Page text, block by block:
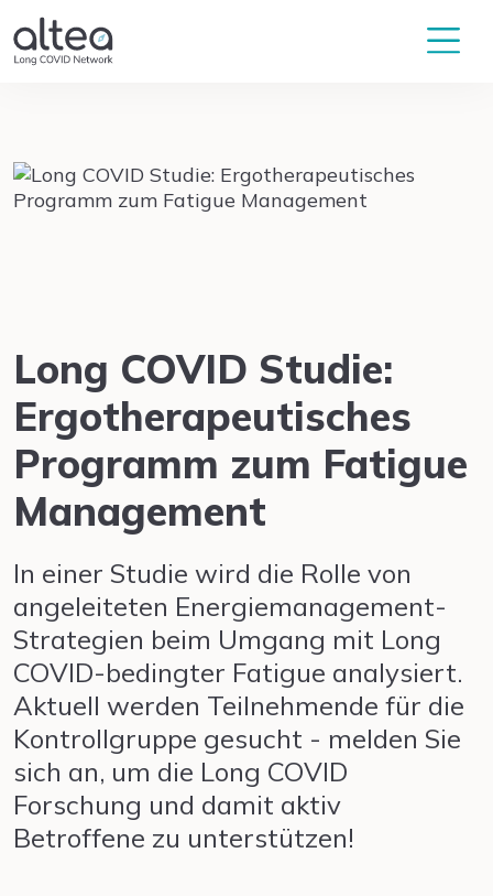
Long COVID Studie:
Ergotherapeutisches
Programm zum Fatigue
Management
In einer Studie wird die Rolle von
angeleiteten Energiemanagement-
Strategien beim Umgang mit Long
COVID-bedingter Fatigue analysiert.
Aktuell werden Teilnehmende für die
Kontrollgruppe gesucht - melden Sie
sich an, um die Long COVID
Forschung und damit aktiv
Betroffene zu unterstützen!